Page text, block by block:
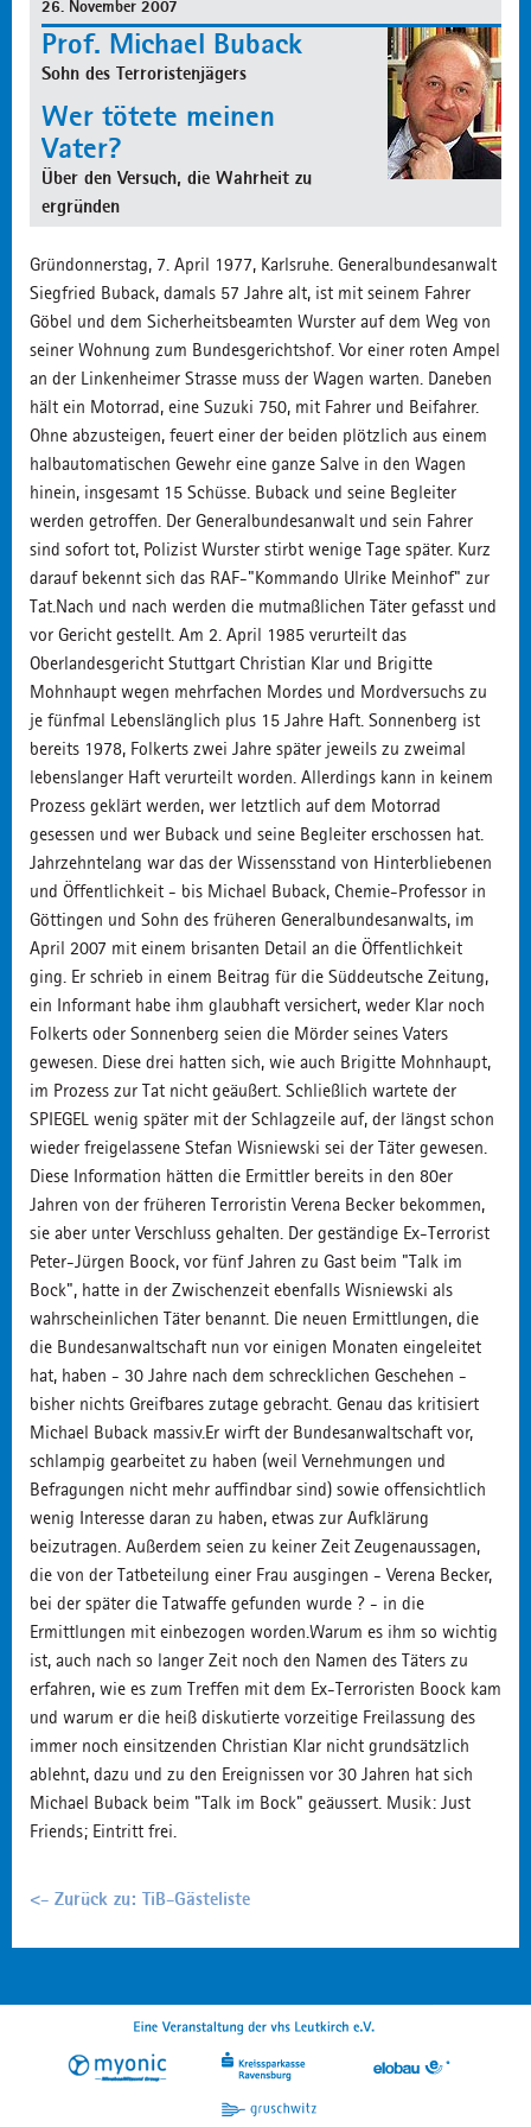
26. November 2007
Prof. Michael Buback
Sohn des Terroristenjägers
Wer tötete meinen
Vater?
Über den Versuch, die Wahrheit zu
ergründen
Gründonnerstag, 7. April 1977, Karlsruhe. Generalbundesanwalt
Siegfried Buback, damals 57 Jahre alt, ist mit seinem Fahrer
Göbel und dem Sicherheitsbeamten Wurster auf dem Weg von
seiner Wohnung zum Bundesgerichtshof. Vor einer roten Ampel
an der Linkenheimer Strasse muss der Wagen warten. Daneben
hält ein Motorrad, eine Suzuki 750, mit Fahrer und Beifahrer.
Ohne abzusteigen, feuert einer der beiden plötzlich aus einem
halbautomatischen Gewehr eine ganze Salve in den Wagen
hinein, insgesamt 15 Schüsse. Buback und seine Begleiter
werden getroffen. Der Generalbundesanwalt und sein Fahrer
sind sofort tot, Polizist Wurster stirbt wenige Tage später. Kurz
darauf bekennt sich das RAF-"Kommando Ulrike Meinhof" zur
Tat.Nach und nach werden die mutmaßlichen Täter gefasst und
vor Gericht gestellt. Am 2. April 1985 verurteilt das
Oberlandesgericht Stuttgart Christian Klar und Brigitte
Mohnhaupt wegen mehrfachen Mordes und Mordversuchs zu
je fünfmal Lebenslänglich plus 15 Jahre Haft. Sonnenberg ist
bereits 1978, Folkerts zwei Jahre später jeweils zu zweimal
lebenslanger Haft verurteilt worden. Allerdings kann in keinem
Prozess geklärt werden, wer letztlich auf dem Motorrad
gesessen und wer Buback und seine Begleiter erschossen hat.
Jahrzehntelang war das der Wissensstand von Hinterbliebenen
und Öffentlichkeit - bis Michael Buback, Chemie-Professor in
Göttingen und Sohn des früheren Generalbundesanwalts, im
April 2007 mit einem brisanten Detail an die Öffentlichkeit
ging. Er schrieb in einem Beitrag für die Süddeutsche Zeitung,
ein Informant habe ihm glaubhaft versichert, weder Klar noch
Folkerts oder Sonnenberg seien die Mörder seines Vaters
gewesen. Diese drei hatten sich, wie auch Brigitte Mohnhaupt,
im Prozess zur Tat nicht geäußert. Schließlich wartete der
SPIEGEL wenig später mit der Schlagzeile auf, der längst schon
wieder freigelassene Stefan Wisniewski sei der Täter gewesen.
Diese Information hätten die Ermittler bereits in den 80er
Jahren von der früheren Terroristin Verena Becker bekommen,
sie aber unter Verschluss gehalten. Der geständige Ex-Terrorist
Peter-Jürgen Boock, vor fünf Jahren zu Gast beim "Talk im
Bock", hatte in der Zwischenzeit ebenfalls Wisniewski als
wahrscheinlichen Täter benannt. Die neuen Ermittlungen, die
die Bundesanwaltschaft nun vor einigen Monaten eingeleitet
hat, haben - 30 Jahre nach dem schrecklichen Geschehen -
bisher nichts Greifbares zutage gebracht. Genau das kritisiert
Michael Buback massiv.Er wirft der Bundesanwaltschaft vor,
schlampig gearbeitet zu haben (weil Vernehmungen und
Befragungen nicht mehr auffindbar sind) sowie offensichtlich
wenig Interesse daran zu haben, etwas zur Aufklärung
beizutragen. Außerdem seien zu keiner Zeit Zeugenaussagen,
die von der Tatbeteilung einer Frau ausgingen - Verena Becker,
bei der später die Tatwaffe gefunden wurde ? - in die
Ermittlungen mit einbezogen worden.Warum es ihm so wichtig
ist, auch nach so langer Zeit noch den Namen des Täters zu
erfahren, wie es zum Treffen mit dem Ex-Terroristen Boock kam
und warum er die heiß diskutierte vorzeitige Freilassung des
immer noch einsitzenden Christian Klar nicht grundsätzlich
ablehnt, dazu und zu den Ereignissen vor 30 Jahren hat sich
Michael Buback beim "Talk im Bock" geäussert. Musik: Just
Friends; Eintritt frei.
<- Zurück zu: TiB-Gästeliste